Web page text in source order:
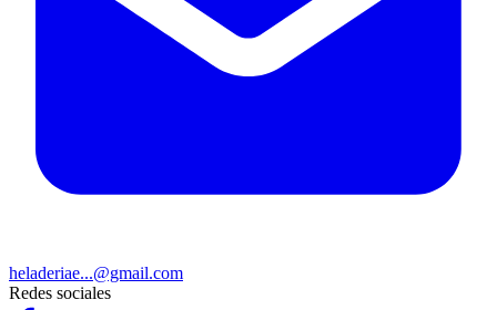
heladeriae...@gmail.com
Redes sociales